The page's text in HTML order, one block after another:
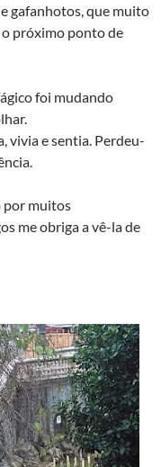
gafanhotos, que muito
o próximo ponto de
foi mudando
vivia e sentia. Perdeu-
por muitos
me obriga a vê-la de